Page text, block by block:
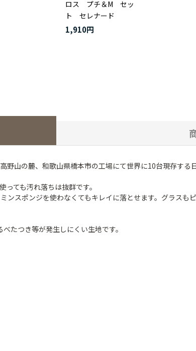
ロス プチ＆M セッ
ト セレナード
1,910円
山の麓、和歌山県橋本市の工場にて世界に10台現存する
ても汚れ落ちは抜群です。
スポンジを使わなくてもキレイに落とせます。グラスも
たつき等が発生しにくい生地です。